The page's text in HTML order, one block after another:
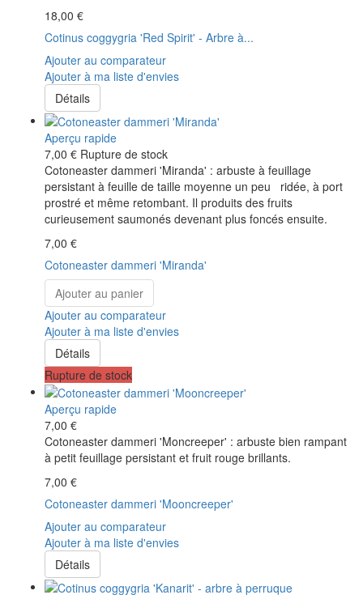
18,00 €
Cotinus coggygria 'Red Spirit' - Arbre à...
Ajouter au comparateur
Ajouter à ma liste d'envies
Détails
Aperçu rapide
7,00 € Rupture de stock
Cotoneaster dammeri 'Miranda' : arbuste à feuillage
persistant à feuille de taille moyenne un peu ridée, à port
prostré et même retombant. Il produits des fruits
curieusement saumonés devenant plus foncés ensuite.
7,00 €
Cotoneaster dammeri 'Miranda'
Ajouter au panier
Ajouter au comparateur
Ajouter à ma liste d'envies
Détails
Rupture de stock
Aperçu rapide
7,00 €
Cotoneaster dammeri 'Moncreeper' : arbuste bien rampant
à petit feuillage persistant et fruit rouge brillants.
7,00 €
Cotoneaster dammeri 'Mooncreeper'
Ajouter au comparateur
Ajouter à ma liste d'envies
Détails